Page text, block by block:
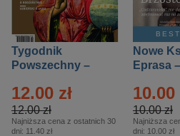
Tygodnik
Powszechny –
12.00 zł
12.00 zł
Najniższa cena z ostatnich 30
dni: 11.40 zł
Nowe
Eprasa
10.00
10.00 zł
Najniższa
dni: 10.00 zł